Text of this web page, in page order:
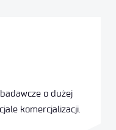
o dużej
komercjalizacji.